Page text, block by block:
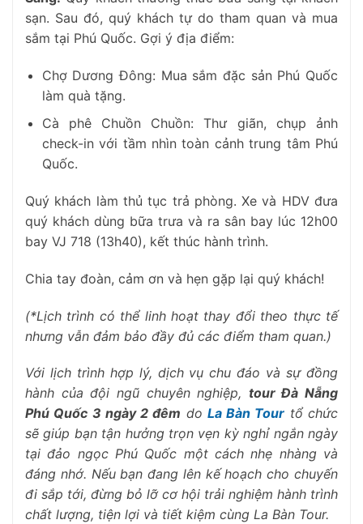
sạn. Sau đó, quý khách tự do tham quan và mua
sắm tại Phú Quốc. Gợi ý địa điểm:
Chợ Dương Đông: Mua sắm đặc sản Phú Quốc
làm quà tặng.
Cà phê Chuồn Chuồn: Thư giãn, chụp ảnh
check-in với tầm nhìn toàn cảnh trung tâm Phú
Quốc.
Quý khách làm thủ tục trả phòng. Xe và HDV đưa
quý khách dùng bữa trưa và ra sân bay lúc 12h00
bay VJ 718 (13h40), kết thúc hành trình.
Chia tay đoàn, cảm ơn và hẹn gặp lại quý khách!
(*Lịch trình có thể linh hoạt thay đổi theo thực tế
nhưng vẫn đảm bảo đầy đủ các điểm tham quan.)
Với lịch trình hợp lý, dịch vụ chu đáo và sự đồng
hành của đội ngũ chuyên nghiệp, tour Đà Nẵng
Phú Quốc 3 ngày 2 đêm do La Bàn Tour tổ chức
sẽ giúp bạn tận hưởng trọn vẹn kỳ nghỉ ngắn ngày
tại đảo ngọc Phú Quốc một cách nhẹ nhàng và
đáng nhớ. Nếu bạn đang lên kế hoạch cho chuyến
đi sắp tới, đừng bỏ lỡ cơ hội trải nghiệm hành trình
chất lượng, tiện lợi và tiết kiệm cùng La Bàn Tour.